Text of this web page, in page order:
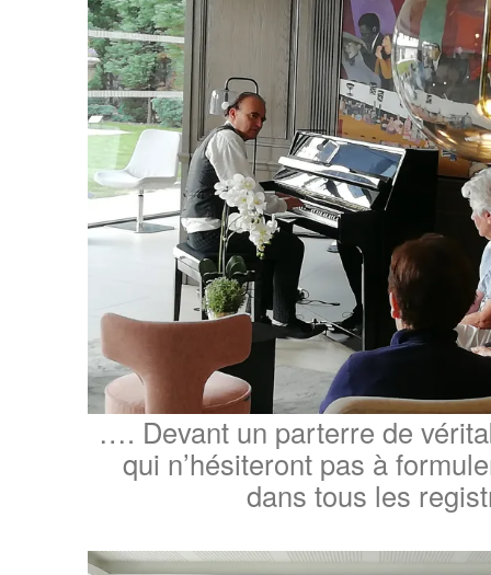
…. Devant un parterre de
qui n’hésiteront pas à
dans tous les